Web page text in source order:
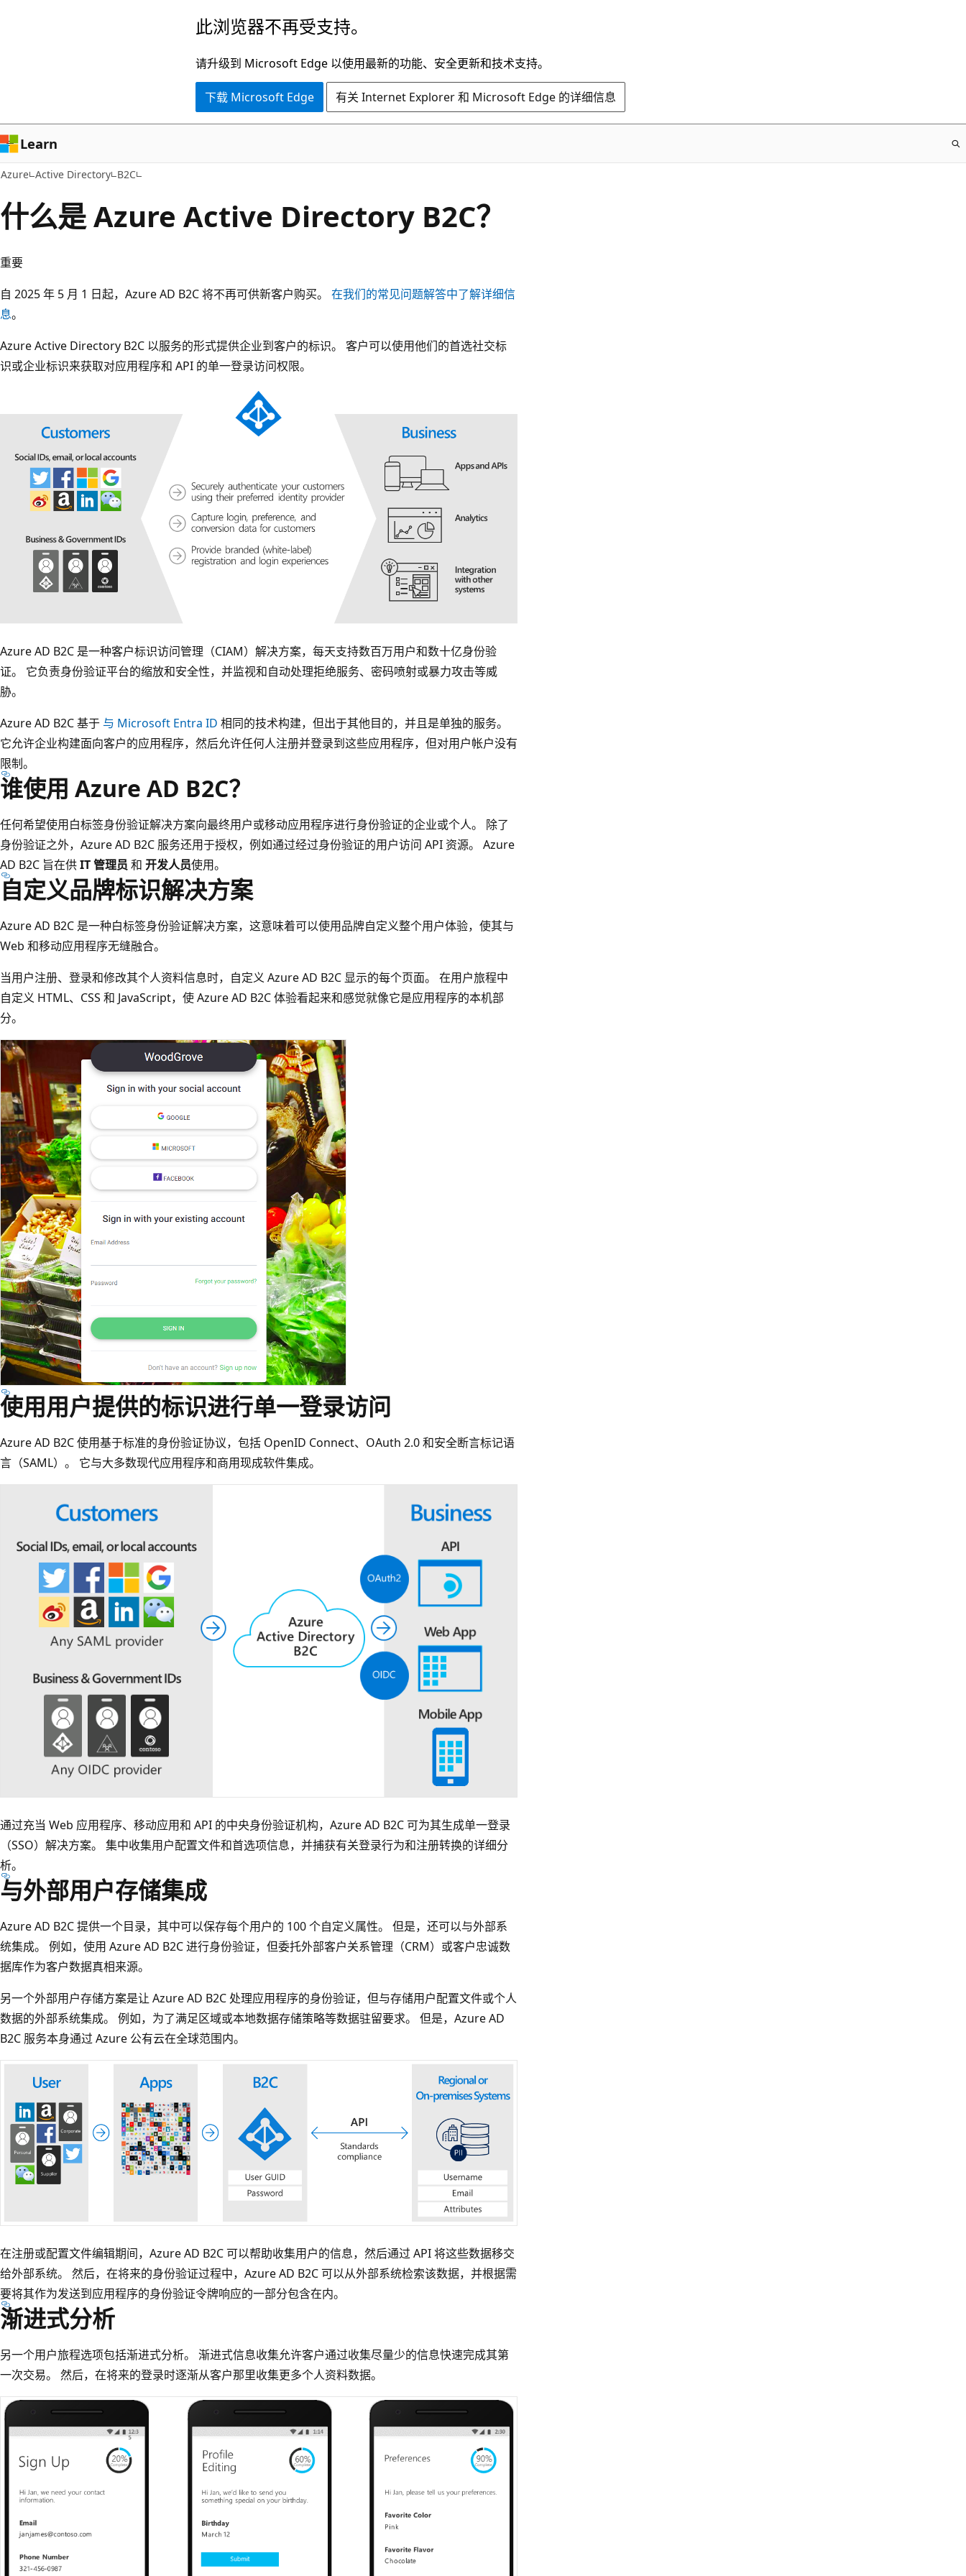
容
此浏览器不再受支持。
请升级到 Microsoft Edge 以使用最新的功能、安全更新和技术支持。
下载 Microsoft Edge 有关 Internet Explorer 和 Microsoft Edge 的详细信息
Learn
Azure Active Directory B2C
什么是 Azure Active Directory B2C？
重要
自 2025 年 5 月 1 日起，Azure AD B2C 将不再可供新客户购买。 在我们的常见问题解答中了解详细信
息。
Azure Active Directory B2C 以服务的形式提供企业到客户的标识。 客户可以使用他们的首选社交标
识或企业标识来获取对应用程序和 API 的单一登录访问权限。
Azure AD B2C 是一种客户标识访问管理（CIAM）解决方案，每天支持数百万用户和数十亿身份验
证。 它负责身份验证平台的缩放和安全性，并监视和自动处理拒绝服务、密码喷射或暴力攻击等威
胁。
Azure AD B2C 基于 与 Microsoft Entra ID 相同的技术构建，但出于其他目的，并且是单独的服务。
它允许企业构建面向客户的应用程序，然后允许任何人注册并登录到这些应用程序，但对用户帐户没有
限制。
谁使用 Azure AD B2C？
任何希望使用白标签身份验证解决方案向最终用户或移动应用程序进行身份验证的企业或个人。 除了
身份验证之外，Azure AD B2C 服务还用于授权，例如通过经过身份验证的用户访问 API 资源。 Azure
AD B2C 旨在供IT 管理员和 开发人员使用。
自定义品牌标识解决方案
Azure AD B2C 是一种白标签身份验证解决方案，这意味着可以使用品牌自定义整个用户体验，使其与
Web 和移动应用程序无缝融合。
当用户注册、登录和修改其个人资料信息时，自定义 Azure AD B2C 显示的每个页面。 在用户旅程中
自定义 HTML、CSS 和 JavaScript，使 Azure AD B2C 体验看起来和感觉就像它是应用程序的本机部
分。
使用用户提供的标识进行单一登录访问
Azure AD B2C 使用基于标准的身份验证协议，包括 OpenID Connect、OAuth 2.0 和安全断言标记语
言（SAML）。 它与大多数现代应用程序和商用现成软件集成。
通过充当 Web 应用程序、移动应用和 API 的中央身份验证机构，Azure AD B2C 可为其生成单一登录
（SSO）解决方案。 集中收集用户配置文件和首选项信息，并捕获有关登录行为和注册转换的详细分
析。
与外部用户存储集成
Azure AD B2C 提供一个目录，其中可以保存每个用户的 100 个自定义属性。 但是，还可以与外部系
统集成。 例如，使用 Azure AD B2C 进行身份验证，但委托外部客户关系管理（CRM）或客户忠诚数
据库作为客户数据真相来源。
另一个外部用户存储方案是让 Azure AD B2C 处理应用程序的身份验证，但与存储用户配置文件或个人
数据的外部系统集成。 例如，为了满足区域或本地数据存储策略等数据驻留要求。 但是，Azure AD
B2C 服务本身通过 Azure 公有云在全球范围内。
在注册或配置文件编辑期间，Azure AD B2C 可以帮助收集用户的信息，然后通过 API 将这些数据移交
给外部系统。 然后，在将来的身份验证过程中，Azure AD B2C 可以从外部系统检索该数据，并根据需
要将其作为发送到应用程序的身份验证令牌响应的一部分包含在内。
渐进式分析
另一个用户旅程选项包括渐进式分析。 渐进式信息收集允许客户通过收集尽量少的信息快速完成其第
一次交易。 然后，在将来的登录时逐渐从客户那里收集更多个人资料数据。